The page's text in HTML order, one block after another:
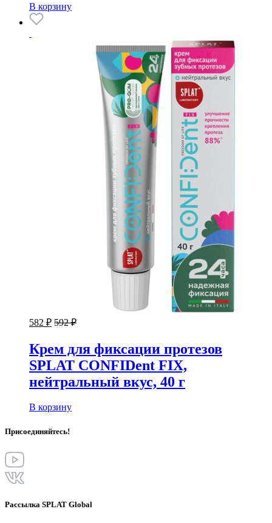
В корзину
582 ₽ 592₽
Крем для фиксации протезов
SPLAT CONFIDent FIX,
нейтральный вкус, 40 г
В корзину
Присоединяйтесь!
Рассылка SPLAT Global